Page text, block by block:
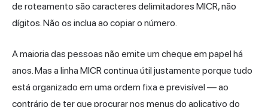
de roteamento são caracteres delimitadores MICR, não
dígitos. Não os inclua ao copiar o número.
A maioria das pessoas não emite um cheque em papel há
anos. Mas a linha MICR continua útil justamente porque tudo
está organizado em uma ordem fixa e previsível — ao
contrário de ter que procurar nos menus do aplicativo do